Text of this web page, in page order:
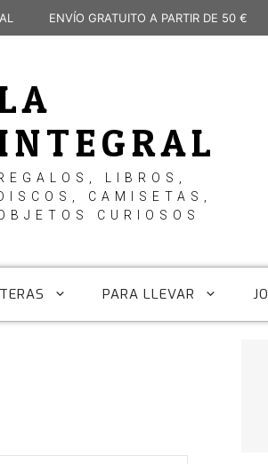
ENVÍO GRATUITO A PARTIR DE 50 €
LIBROS,
CAMISETAS,
CURIOSOS
PARA LLEVAR